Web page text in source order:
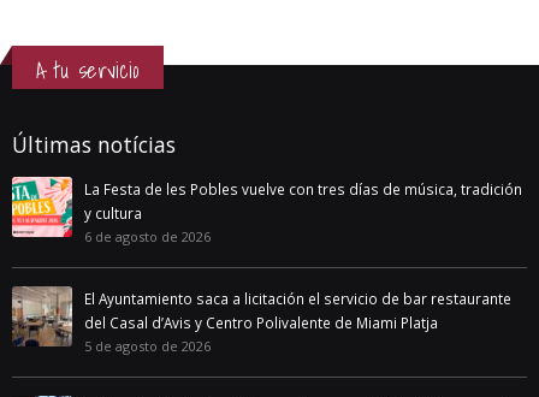
A tu servicio
Últimas notícias
La Festa de les Pobles vuelve con tres días de música, tradición
y cultura
6 de agosto de 2026
El Ayuntamiento saca a licitación el servicio de bar restaurante
del Casal d’Avis y Centro Polivalente de Miami Platja
5 de agosto de 2026